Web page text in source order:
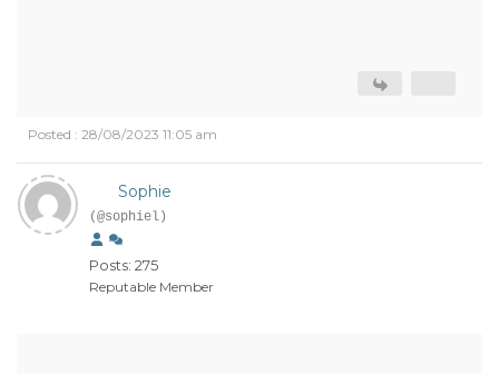
Posted : 28/08/2023 11:05 am
Sophie
(@sophiel)
Posts: 275
Reputable Member